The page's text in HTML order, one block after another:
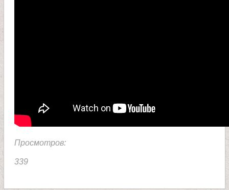
и
кПросмотров:
339